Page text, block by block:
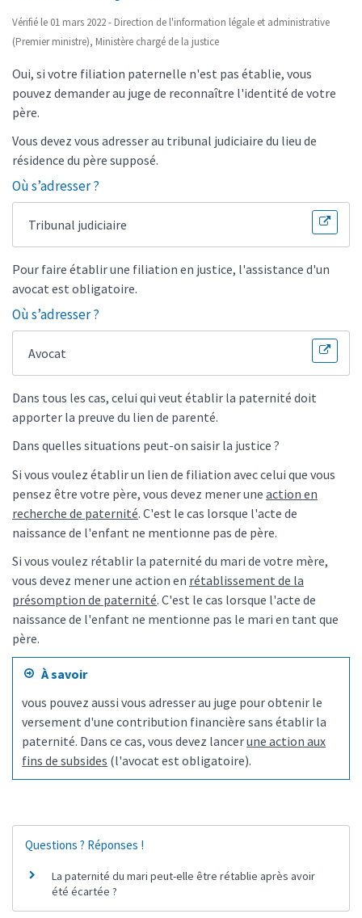
Vérifié le 01 mars 2022 - Direction de l'information légale et administrative
(Premier ministre), Ministère chargé de la justice
Oui, si votre filiation paternelle n'est pas établie, vous
pouvez demander au juge de reconnaître l'identité de votre
père.
Vous devez vous adresser au tribunal judiciaire du lieu de
résidence du père supposé.
Où s’adresser ?
Tribunal judiciaire
Pour faire établir une filiation en justice, l'assistance d'un
avocat est obligatoire.
Où s’adresser ?
Avocat
Dans tous les cas, celui qui veut établir la paternité doit
apporter la preuve du lien de parenté.
Dans quelles situations peut-on saisir la justice ?
Si vous voulez établir un lien de filiation avec celui que vous
pensez être votre père, vous devez mener une action en
recherche de paternité. C'est le cas lorsque l'acte de
naissance de l'enfant ne mentionne pas de père.
Si vous voulez rétablir la paternité du mari de votre mère,
vous devez mener une action en rétablissement de la
présomption de paternité. C'est le cas lorsque l'acte de
naissance de l'enfant ne mentionne pas le mari en tant que
père.
À savoir
vous pouvez aussi vous adresser au juge pour obtenir le
versement d'une contribution financière sans établir la
paternité. Dans ce cas, vous devez lancerune action aux
fins de subsides (l'avocat est obligatoire).
Questions ? Réponses !
La paternité du mari peut-elle être rétablie après avoir
été écartée ?